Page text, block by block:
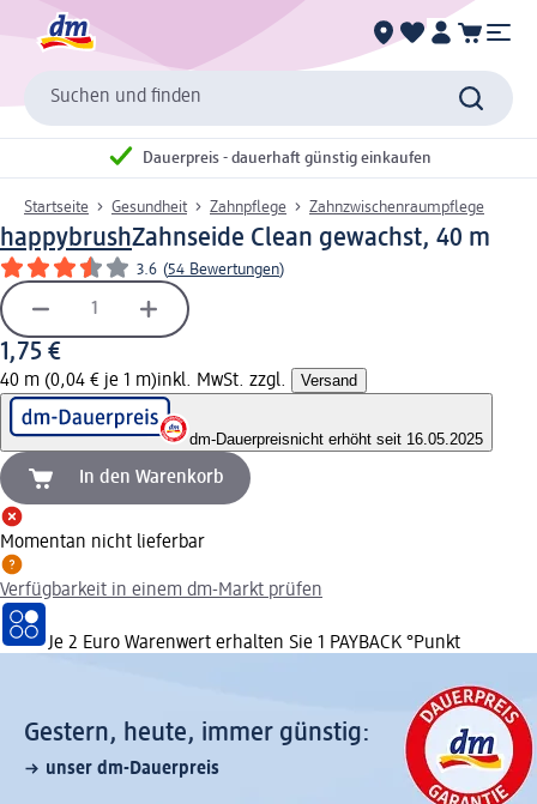
Suchen und finden
Dauerpreis - dauerhaft günstig einkaufen
Startseite Gesundheit Zahnpflege Zahnzwischenraumpflege
happybrushZahnseide Clean gewachst, 40 m
3.6 (54 Bewertungen)
1,75 €
40 m (0,04 € je 1 m)inkl. MwSt. zzgl. Versand
dm-Dauerpreisnicht erhöht seit 16.05.2025
In den Warenkorb
Momentan nicht lieferbar
Verfügbarkeit in einem dm-Markt prüfen
Je 2 Euro Warenwert erhalten Sie 1 PAYBACK °Punkt
Gestern, heute, immer günstig:
unser dm-Dauerpreis